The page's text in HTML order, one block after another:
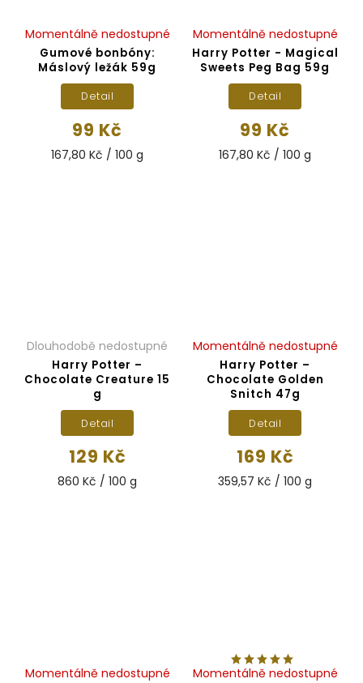
Gumové bonbóny:
Máslový ležák 59g
Momentálně nedostupné
99 Kč
167,80 Kč / 100 g
Detail
Harry Potter - Magical
Sweets Peg Bag 59g
Momentálně nedostupné
99 Kč
167,80 Kč / 100 g
Detail
Harry Potter –
Chocolate Creature 15
g
Dlouhodobě nedostupné
129 Kč
860 Kč / 100 g
Detail
Harry Potter –
Chocolate Golden
Snitch 47g
Momentálně nedostupné
169 Kč
359,57 Kč / 100 g
Detail
Momentálně nedostupné Momentálně nedostupné